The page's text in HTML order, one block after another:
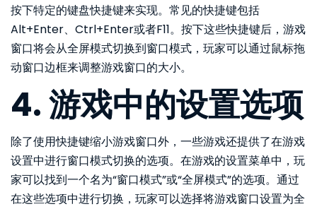
按下特定的键盘快捷键来实现。常见的快捷键包括
Alt+Enter、Ctrl+Enter或者F11。按下这些快捷键后，游戏
窗口将会从全屏模式切换到窗口模式，玩家可以通过鼠标拖
动窗口边框来调整游戏窗口的大小。
4. 游戏中的设置选项
除了使用快捷键缩小游戏窗口外，一些游戏还提供了在游戏
设置中进行窗口模式切换的选项。在游戏的设置菜单中，玩
家可以找到一个名为“窗口模式”或“全屏模式”的选项。通过
在这些选项中进行切换，玩家可以选择将游戏窗口设置为全